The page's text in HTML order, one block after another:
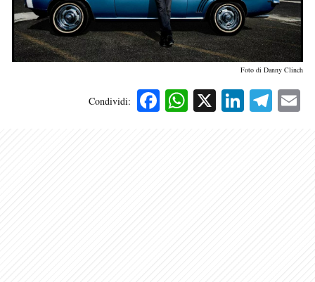
Foto di Danny Clinch
Condividi: Facebook
WhatsApp
X